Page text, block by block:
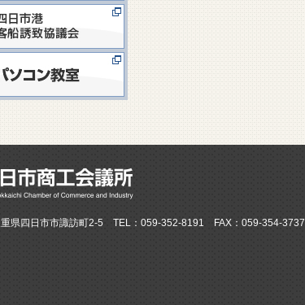
県四日市市諏訪町2-5 TEL：059-352-8191 FAX：059-354-3737